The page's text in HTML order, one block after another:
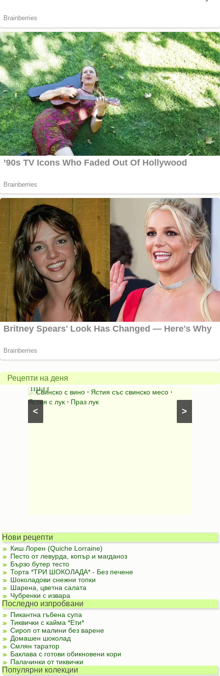
Рецепти на деня
>
<
Свинско
с
праз
Свинско с вино ⋅ Ястия със свинско месо ⋅
Ястия с лук ⋅ Праз лук
с
яйца
Нови рецепти
Киш Лорен (Quiche Lorraine)
Песто от левурда, копър и магданоз
Бързо бутер тесто
Торта *ТРИ ШОКОЛАДА* - Без печене
Шоколадови снежни топки
Шарена, цветна салата
Чубренки с извара
Последно изпробвани
Пикантна гъбена супа
Тиквички с кайма *Ети*
Сироп от малини без варене
Домашен шоколад
Смлян таратор
Баклава с готови обикновени кори
Палачинки от тиквички
Популярни колекции